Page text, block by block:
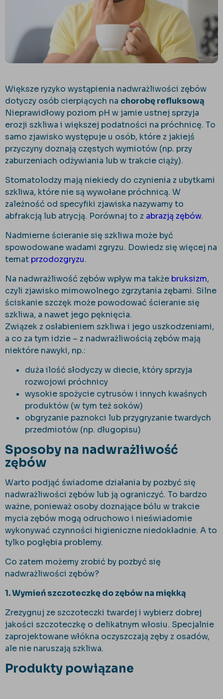
Większe ryzyko wystąpienia nadwrażliwości zębów
dotyczy osób cierpiących na chorobę refluksową
Nieprawidłowy poziom pH w jamie ustnej sprzyja
erozji szkliwa i większej podatności na próchnicę. To
samo zjawisko występuje u osób, które z jakiejś
przyczyny doznają częstych wymiotów (np. przy
zaburzeniach odżywiania lub w trakcie ciąży).
Stomatolodzy mają niekiedy do czynienia z ubytkami
szkliwa, które nie są wywołane próchnicą. W
zależność od specyfiki zjawiska nazywamy to
abfrakcją lub atrycją. Porównaj to z abrazją zębów.
Nadmierne ścieranie się szkliwa może być
spowodowane wadami zgryzu. Dowiedz się więcej na
temat przodozgryzu.
Na nadwrażliwość zębów wpływ ma także bruksizm,
czyli zjawisko mimowolnego zgrzytania zębami. Silne
ściskanie szczęk może powodować ścieranie się
szkliwa, a nawet jego pęknięcia.
Związek z osłabieniem szkliwa i jego uszkodzeniami,
a co za tym idzie – z nadwrażliwością zębów mają
niektóre nawyki, np.:
duża ilość słodyczy w diecie, który sprzyja
rozwojowi próchnicy
wysokie spożycie cytrusów i innych kwaśnych
produktów (w tym też soków)
obgryzanie paznokci lub przygryzanie twardych
przedmiotów (np. długopisu)
Sposoby na nadwrażliwość
zębów
Warto podjąć świadome działania by pozbyć się
nadwrażliwości zębów lub ją ograniczyć. To bardzo
ważne, ponieważ osoby doznające bólu w trakcie
mycia zębów mogą odruchowo i nieświadomie
wykonywać czynności higieniczne niedokładnie. A to
tylko pogłębia problemy.
Co zatem możemy zrobić by pozbyć się
nadwrażliwości zębów?
1. Wymień szczoteczkę do zębów na miękką
Zrezygnuj ze szczoteczki twardej i wybierz dobrej
jakości szczoteczkę o delikatnym włosiu. Specjalnie
zaprojektowane włókna oczyszczają zęby z osadów,
ale nie naruszają szkliwa.
Produkty powiązane